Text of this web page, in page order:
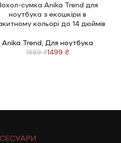
В КОШИК
сумка Anika Trend для
ноутбука з екошкіри в
кольорі до 14 дюймів
Anika Trend Для ноутбука
1899₴1499 ₴